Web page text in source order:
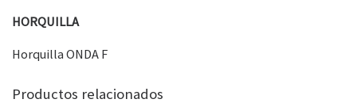
HORQUILLA
Horquilla ONDA F
Productos relacionados